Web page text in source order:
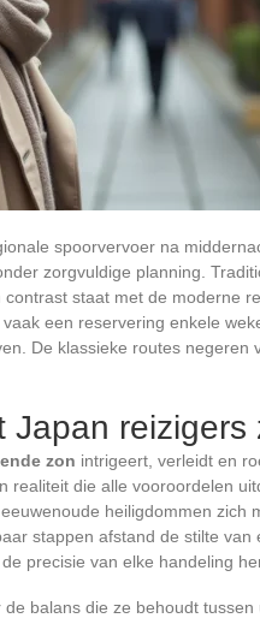
spoorvervoer na
zorgvuldige planning.
staat met de moderne
een reservering enkele
De klassieke routes negeren
Japan reizigers
zon intrigeert, verleidt en
realiteit die alle vooroordelen
heiligdommen zich
stappen afstand de stilte van
precisie van elke handeling
balans die ze behoudt tussen